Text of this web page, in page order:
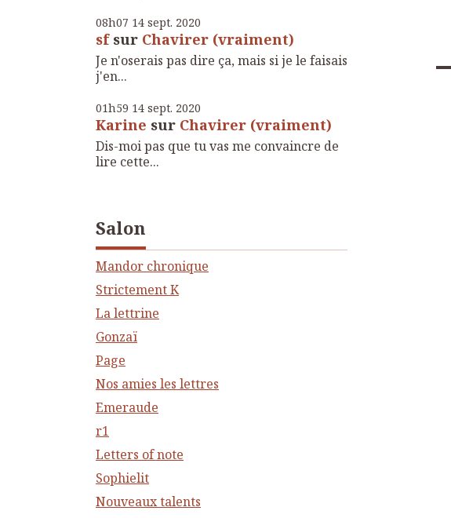
08h07 14 sept. 2020
sfsur Chavirer (vraiment)
Je n'oserais pas dire ça, mais si je le faisais
j'en...
01h59 14 sept. 2020
Karine sur Chavirer (vraiment)
Dis-moi pas que tu vas me convaincre de
lire cette...
Salon
Mandor chronique
Strictement K
La lettrine
Gonzaï
Page
Nos amies les lettres
Emeraude
r1
Letters of note
Sophielit
Nouveaux talents